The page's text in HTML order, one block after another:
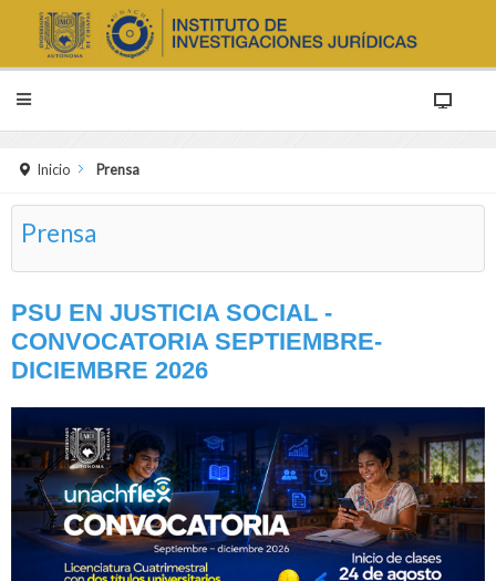
Inicio Prensa
Prensa
PSU EN JUSTICIA SOCIAL -
CONVOCATORIA SEPTIEMBRE-
DICIEMBRE 2026